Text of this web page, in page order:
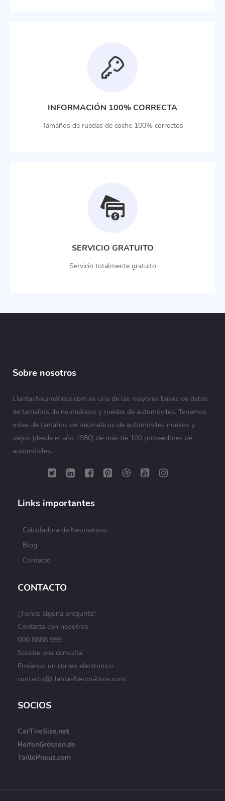
INFORMACIÓN 100% CORRECTA
Tamaños de ruedas de coche 100% correctos
SERVICIO GRATUITO
Servicio totalmente gratuito
Sobre nosotros
LlantasNeumáticos.com es una de las mayores bases de datos
de tamaños de neumáticos y ruedas de automóviles. Tenemos
miles de tamaños de neumáticos de automóviles nuevos y
viejos (desde el año 1980) de más de 100 proveedores de
automóviles..
Links importantes
Calculadora de Neumáticos
Blog
Contacto
CONTACTO
¿Tienes alguna pregunta?
Contacta con nosotros
000 8888 999
Solicite una consulta
Envíanos un correo electrónico
contacto@LlantasNeumáticos.com
SOCIOS
CarTireSize.net
ReifenGrössen.de
TaillePneus.com